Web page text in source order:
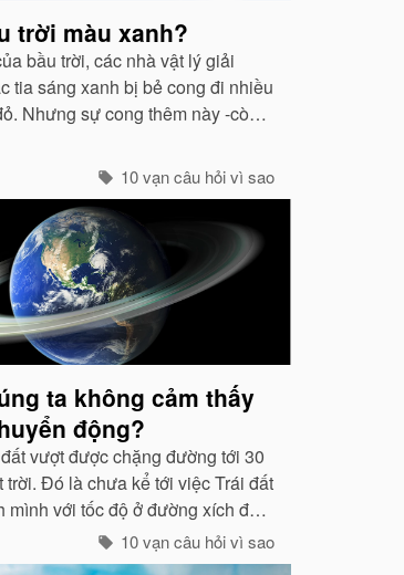
trời màu xanh?
bầu trời, các nhà vật lý giải
tia sáng xanh bị bẻ cong đi nhiều
Nhưng sự cong thêm này -còn
10 vạn câu hỏi vì sao
ta không cảm thấy
động?
vượt được chặng đường tới 30
trời. Đó là chưa kể tới việc Trái đất
mình với tốc độ ở đường xích đạo
Vậy mà có vẻ như Trái đất
10 vạn câu hỏi vì sao